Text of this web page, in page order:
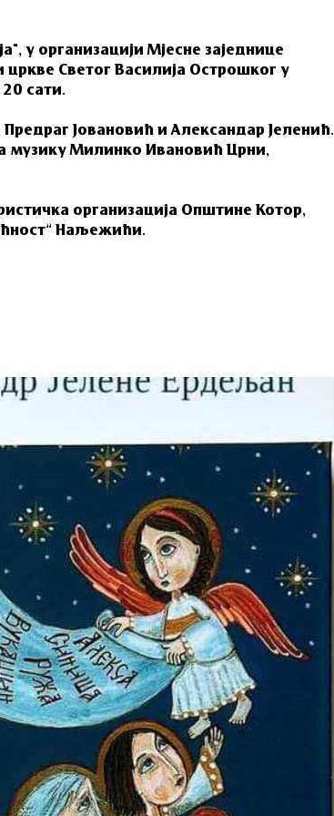
у организацији Мјесне заједнице
Светог Василија Острошког у
сати.
Јовановић и Александар Јеленић.
музику Милинко Ивановић Црни,
организација Општине Котор,
Наљежићи.